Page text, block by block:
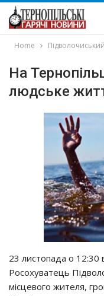
Home
На
людське
23 листопада о 12:30
Росохуватець
місцевого жителя,